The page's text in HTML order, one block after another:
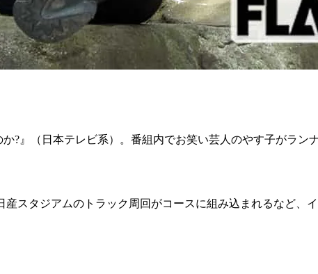
?』（日本テレビ系）。番組内でお笑い芸人のやす子がラン
スタジアムのトラック周回がコースに組み込まれるなど、